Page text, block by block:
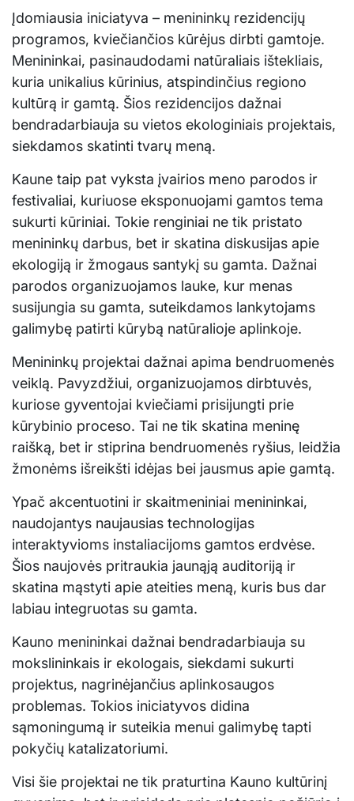
Įdomiausia iniciatyva – menininkų rezidencijų
programos, kviečiančios kūrėjus dirbti gamtoje.
Menininkai, pasinaudodami natūraliais ištekliais,
kuria unikalius kūrinius, atspindinčius regiono
kultūrą ir gamtą. Šios rezidencijos dažnai
bendradarbiauja su vietos ekologiniais projektais,
siekdamos skatinti tvarų meną.
Kaune taip pat vyksta įvairios meno parodos ir
festivaliai, kuriuose eksponuojami gamtos tema
sukurti kūriniai. Tokie renginiai ne tik pristato
menininkų darbus, bet ir skatina diskusijas apie
ekologiją ir žmogaus santykį su gamta. Dažnai
parodos organizuojamos lauke, kur menas
susijungia su gamta, suteikdamos lankytojams
galimybę patirti kūrybą natūralioje aplinkoje.
Menininkų projektai dažnai apima bendruomenės
veiklą. Pavyzdžiui, organizuojamos dirbtuvės,
kuriose gyventojai kviečiami prisijungti prie
kūrybinio proceso. Tai ne tik skatina meninę
raišką, bet ir stiprina bendruomenės ryšius, leidžia
žmonėms išreikšti idėjas bei jausmus apie gamtą.
Ypač akcentuotini ir skaitmeniniai menininkai,
naudojantys naujausias technologijas
interaktyvioms instaliacijoms gamtos erdvėse.
Šios naujovės pritraukia jaunąją auditoriją ir
skatina mąstyti apie ateities meną, kuris bus dar
labiau integruotas su gamta.
Kauno menininkai dažnai bendradarbiauja su
mokslininkais ir ekologais, siekdami sukurti
projektus, nagrinėjančius aplinkosaugos
problemas. Tokios iniciatyvos didina
sąmoningumą ir suteikia menui galimybę tapti
pokyčių katalizatoriumi.
Visi šie projektai ne tik praturtina Kauno kultūrinį